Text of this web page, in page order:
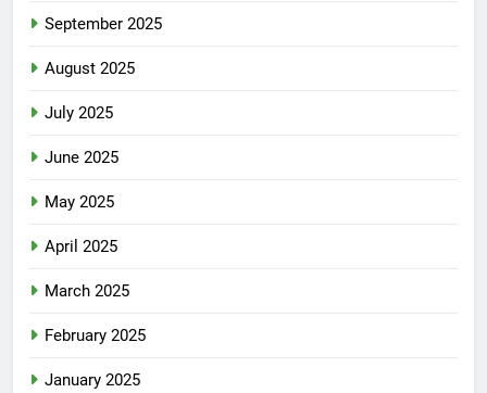
September 2025
August 2025
July 2025
June 2025
May 2025
April 2025
March 2025
February 2025
January 2025